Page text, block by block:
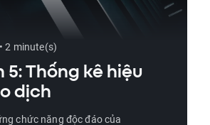
2 minute(s)
5: Thống kê hiệu
dịch
chức năng độc đáo của